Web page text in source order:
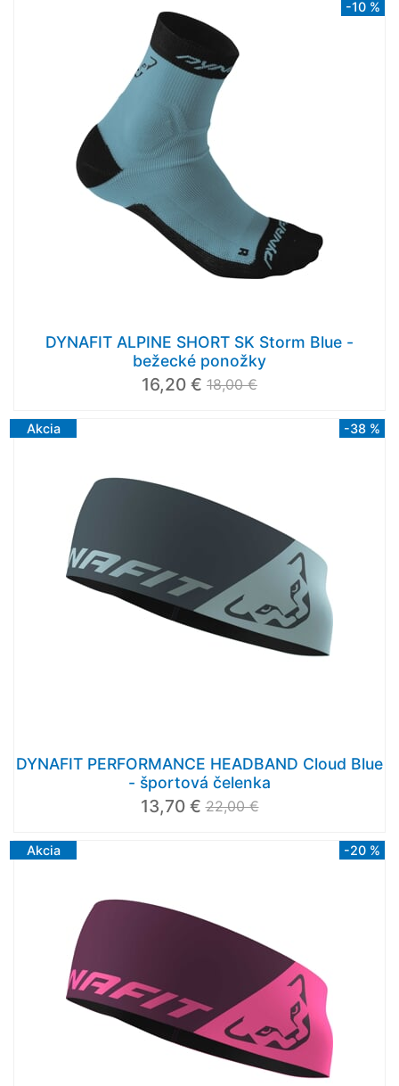
-10 %
DYNAFIT ALPINE SHORT SK Storm Blue -
bežecké ponožky
16,20 € 18,00 €
Akcia -38 %
DYNAFIT PERFORMANCE HEADBAND Cloud Blue
- športová čelenka
13,70 € 22,00 €
Akcia -20 %